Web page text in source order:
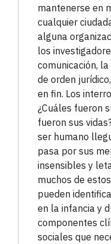
mantenerse en
cualquier
alguna
los
comunicación,
de orden
en fin. Los
¿Cuáles fueron
fueron sus
ser humano
pasa por sus
insensibles y
muchos de
pueden
en la infancia y
componentes
sociales que